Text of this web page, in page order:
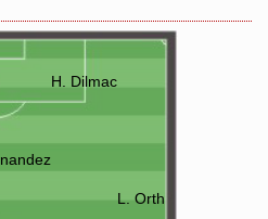
H. Dilmac
L. Orth